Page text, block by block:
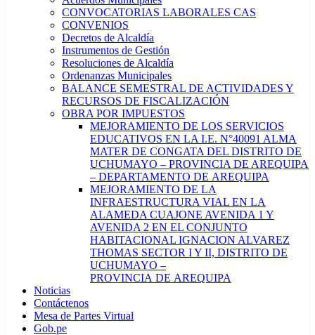
CONVOCATORIAS LABORALES CAS
CONVENIOS
Decretos de Alcaldía
Instrumentos de Gestión
Resoluciones de Alcaldía
Ordenanzas Municipales
BALANCE SEMESTRAL DE ACTIVIDADES Y
RECURSOS DE FISCALIZACIÓN
OBRA POR IMPUESTOS
MEJORAMIENTO DE LOS SERVICIOS
EDUCATIVOS EN LA I.E. N°40091 ALMA
MATER DE CONGATA DEL DISTRITO DE
UCHUMAYO – PROVINCIA DE AREQUIPA
– DEPARTAMENTO DE AREQUIPA
MEJORAMIENTO DE LA
INFRAESTRUCTURA VIAL EN LA
ALAMEDA CUAJONE AVENIDA 1 Y
AVENIDA 2 EN EL CONJUNTO
HABITACIONAL IGNACION ALVAREZ
THOMAS SECTOR I Y II, DISTRITO DE
UCHUMAYO –
PROVINCIA DE AREQUIPA
Noticias
Contáctenos
Mesa de Partes Virtual
Gob.pe